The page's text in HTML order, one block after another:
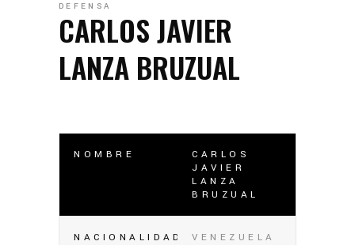
DEFENSA
CARLOS JAVIER
LANZA BRUZUAL
NOMBRE
CARLOS
JAVIER
LANZA
BRUZUAL
NACIONALIDAD VENEZUELA